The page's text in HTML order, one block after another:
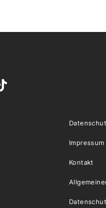
Impressum
Kontakt